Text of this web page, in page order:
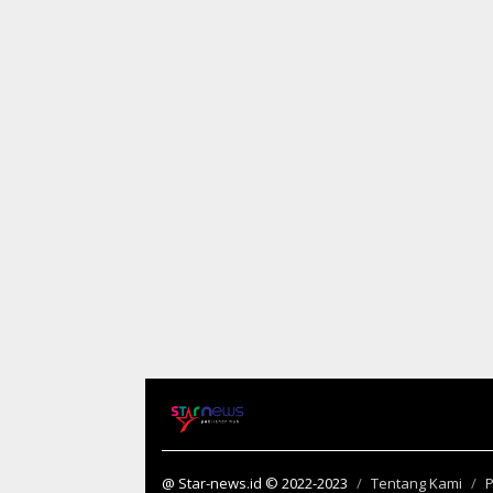
@ Star-news.id © 2022-2023 Tentang Kami